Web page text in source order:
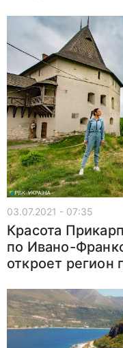
03.07.2021 - 07:35
Красота
по Ивано-
откроет регион